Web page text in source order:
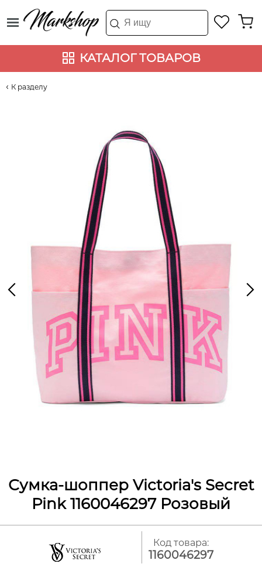
КАТАЛОГ ТОВАРОВ
К разделу
Сумка-шоппер Victoria's Secret
Pink 1160046297 Розовый
Код товара:
1160046297